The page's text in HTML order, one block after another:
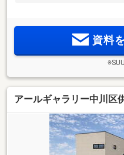
資料
アールギャラリー中川区